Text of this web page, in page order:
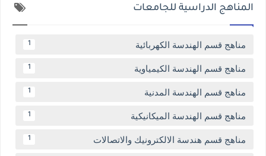
المناهج الدراسية للجامعات
مناهج قسم الهندسة الكهربائية 1
مناهج قسم الهندسة الكيمياوية 1
مناهج قسم الهندسة المدنية 1
مناهج قسم الهندسة الميكانيكية 1
مناهج قسم هندسة الالكترونيك والاتصالات 1